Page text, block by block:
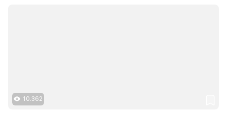
10.362